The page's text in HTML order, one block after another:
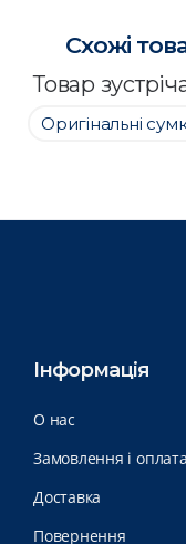
Схожі
Товар
Оригінальні
Інформація
О нас
Замовлення і оплата
Доставка
Повернення